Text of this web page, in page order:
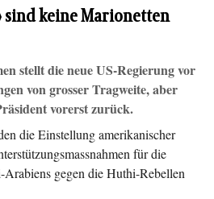
sind keine Marionetten
stellt die neue US-Regierung vor
von grosser Tragweite, aber
vorerst zurück.
die Einstellung amerikanischer
für die
gegen die Huthi-Rebellen